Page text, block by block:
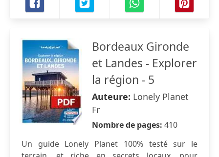
Bordeaux Gironde
et Landes - Explorer
la région - 5
Auteure: Lonely Planet
Fr
Nombre de pages: 410
Un guide Lonely Planet 100% testé sur le